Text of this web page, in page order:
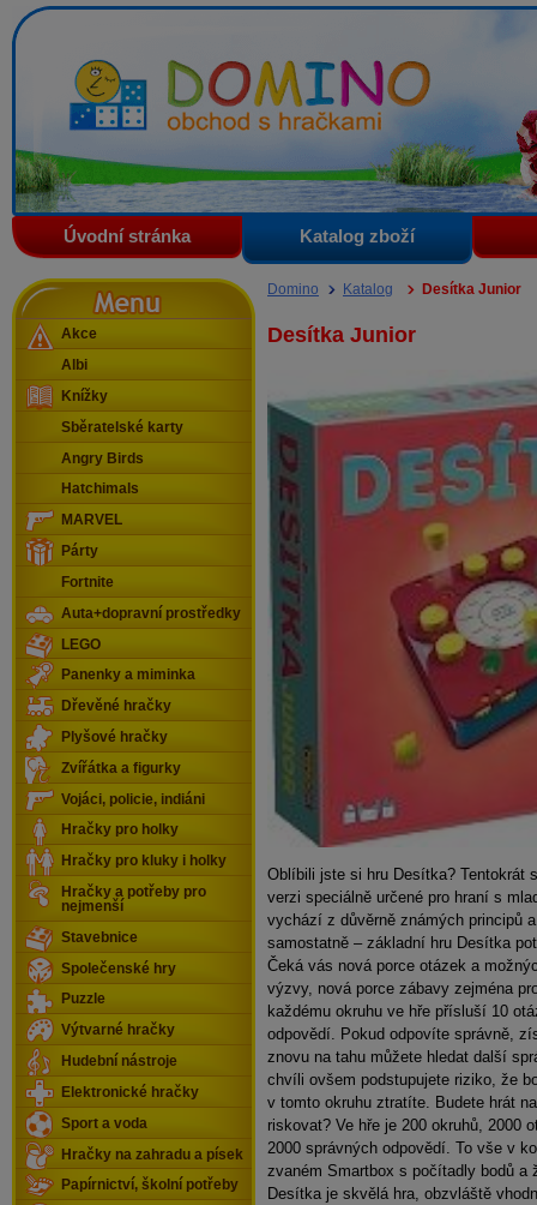
Domino - obchod s hračkami
Úvodní stránka Katalog zboží
Domino Katalog Desítka Junior
Desítka Junior
Oblíbili jste si hru Desítka? Tentokrát
verzi speciálně určené pro hraní s
vychází z důvěrně známých principů
samostatně – základní hru Desítka
Čeká vás nová porce otázek a
výzvy, nová porce zábavy zejména
každému okruhu ve hře přísluší 10
odpovědí. Pokud odpovíte správně,
znovu na tahu můžete hledat další
chvíli ovšem podstupujete riziko, že
v tomto okruhu ztratíte. Budete hrát
riskovat? Ve hře je 200 okruhů, 2000
2000 správných odpovědí. To vše v
zvaném Smartbox s počítadly bodů a
Desítka je skvělá hra, obzvláště
Menu
Akce
Albi
Knížky
Sběratelské karty
Angry Birds
Hatchimals
MARVEL
Párty
Fortnite
Auta+dopravní prostředky
LEGO
Panenky a miminka
Dřevěné hračky
Plyšové hračky
Zvířátka a figurky
Vojáci, policie, indiáni
Hračky pro holky
Hračky pro kluky i holky
Hračky a potřeby pro
nejmenší
Stavebnice
Společenské hry
Puzzle
Výtvarné hračky
Hudební nástroje
Elektronické hračky
Sport a voda
Hračky na zahradu a písek
Papírnictví, školní potřeby